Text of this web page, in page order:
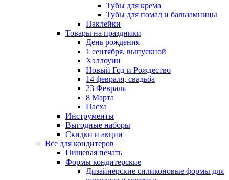
Тубы для крема
Тубы для помад и бальзамницы
Наклейки
Товары на праздники
День рождения
1 сентября, выпускной
Хэллоуин
Новый Год и Рождество
14 февраля, свадьба
23 Февраля
8 Марта
Пасха
Инструменты
Выгодные наборы
Скидки и акции
Все для кондитеров
Пищевая печать
Формы кондитерские
Дизайнерские силиконовые формы для